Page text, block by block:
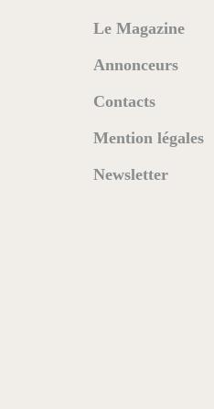
Le Magazine
Annonceurs
Contacts
Mention légales
Newsletter